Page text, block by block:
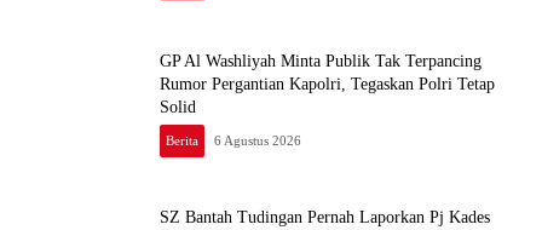
GP Al Washliyah Minta Publik Tak Terpancing
Rumor Pergantian Kapolri, Tegaskan Polri Tetap
Solid
Berita 6 Agustus 2026
SZ Bantah Tudingan Pernah Laporkan Pj Kades